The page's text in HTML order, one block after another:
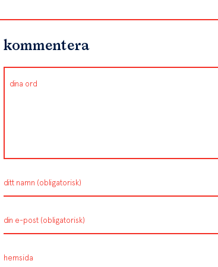
kommentera